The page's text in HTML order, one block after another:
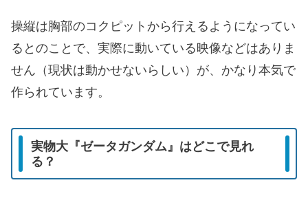
操縦は胸部のコクピットから行えるようになってい
るとのことで、実際に動いている映像などはありま
せん（現状は動かせないらしい）が、かなり本気で
作られています。
実物大『ゼータガンダム』はどこで見れ
る？